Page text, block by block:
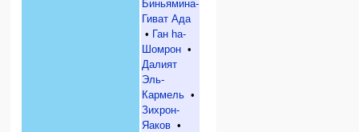
Биньямина-
Гиват Ада
• Ган hа-
Шомрон •
Далият
Эль-
Кармель •
Зихрон-
Яаков •